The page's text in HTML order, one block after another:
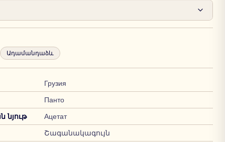
Ադամանդաձև
Грузия
Панто
Ацетат
Շագանակագույն